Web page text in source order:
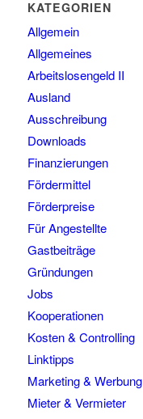
KATEGORIEN
Allgemein
Allgemeines
Arbeitslosengeld II
Ausland
Ausschreibung
Downloads
Finanzierungen
Fördermittel
Förderpreise
Für Angestellte
Gastbeiträge
Gründungen
Jobs
Kooperationen
Kosten & Controlling
Linktipps
Marketing & Werbung
Mieter & Vermieter